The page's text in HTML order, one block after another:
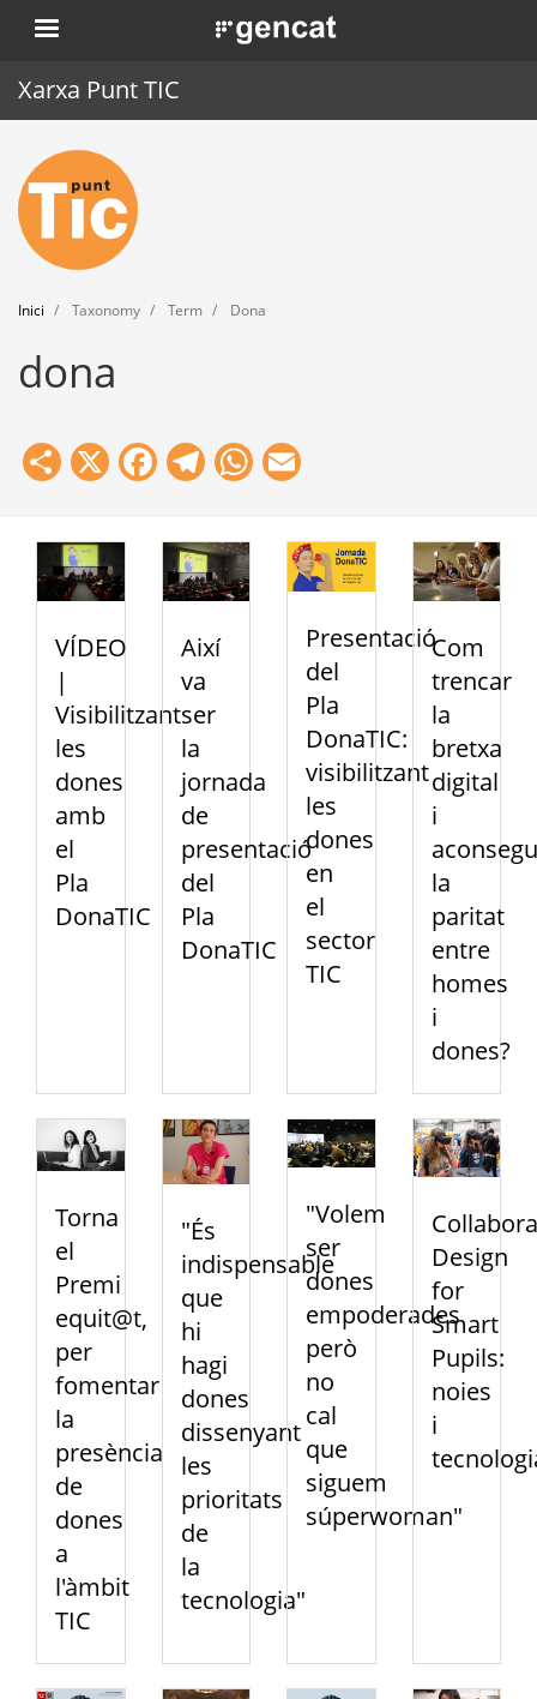
Vés
al
. Obre en una nova finestra.
Xarxa Punt TIC
Inici
Punt TIC
Actualitat
Agenda
Formació
Eines
Inici Taxonomy Term Dona
dona
Share
X Facebook
Telegram
WhatsApp
VÍDEO
|
Visibilitzant
les
dones
amb
el
Pla
DonaTIC
Així
va
ser
la
jornada
de
presentació
del
Pla
DonaTIC
Presentació
del
Pla
DonaTIC:
visibilitzant
les
dones
en
el
sector
TIC
Com
trencar
la
bretxa
digital
i
la
paritat
entre
homes
i
dones?
Torna
el
Premi
equit@t,
per
fomentar
la
presència
de
dones
a
l'àmbit
TIC
"És
indispensable
que
hi
hagi
dones
dissenyant
les
prioritats
de
la
tecnologia"
"Volem
ser
dones
empoderades
però
no
cal
que
siguem
súperwoman"
Design
for
Smart
Pupils:
noies
i